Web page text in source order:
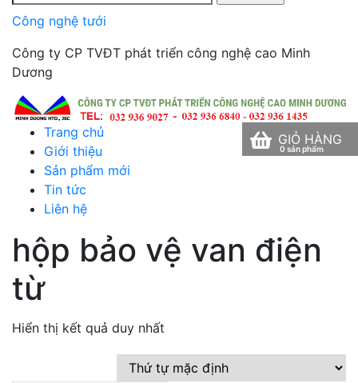
kiếm
cho:
Công nghệ tưới
Công ty CP TVĐT phát triển công nghệ cao Minh
Dương
GIỎ HÀNG
Trang chủ
Giới thiệu
Sản phẩm mới
Tin tức
Liên hệ
hộp bảo vệ van điện
từ
Hiển thị kết quả duy nhất